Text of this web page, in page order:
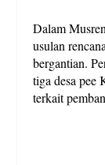
Dalam
usulan
bergantian.
tiga desa pee
terkait